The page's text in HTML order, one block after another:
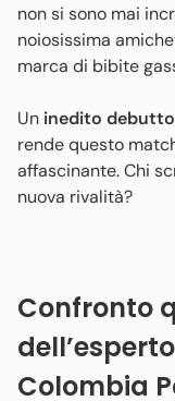
non si sono mai
noiosissima
marca di bibite
Un inedito
rende questo
affascinante. Chi
nuova rivalità?
Confronto
Colombia